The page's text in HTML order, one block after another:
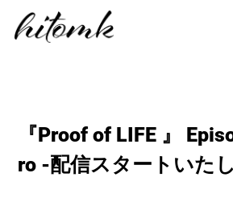
『Proof of LIFE 』
ro -配信スタートいた